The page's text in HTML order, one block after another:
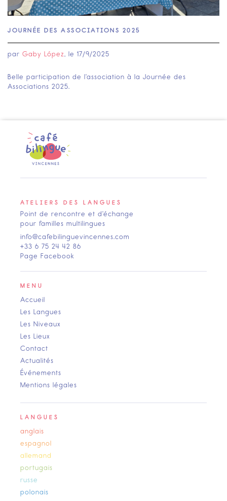
JOURNÉE DES ASSOCIATIONS 2025
par Gaby López, le 17/9/2025
Belle participation de l'association à la Journée des
Associations 2025.
ATELIERS DES LANGUES
Point de rencontre et d'échange
pour familles multilingues
info@cafebilinguevincennes.com
+33 6 75 24 42 86
Page Facebook
MENU
Accueil
Les Langues
Les Niveaux
Les Lieux
Contact
Actualités
Événements
Mentions légales
LANGUES
anglais
espagnol
allemand
portugais
russe
polonais